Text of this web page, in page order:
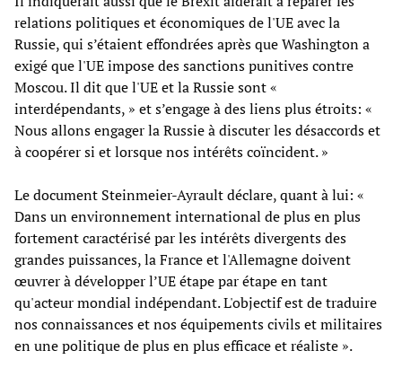
relations politiques et économiques de l'UE avec la
Russie, qui s’étaient effondrées après que Washington a
exigé que l'UE impose des sanctions punitives contre
Moscou. Il dit que l'UE et la Russie sont «
interdépendants, » et s’engage à des liens plus étroits: «
Nous allons engager la Russie à discuter les désaccords et
à coopérer si et lorsque nos intérêts coïncident. »
Le document Steinmeier-Ayrault déclare, quant à lui: «
Dans un environnement international de plus en plus
fortement caractérisé par les intérêts divergents des
grandes puissances, la France et l'Allemagne doivent
œuvrer à développer l’UE étape par étape en tant
qu'acteur mondial indépendant. L'objectif est de traduire
nos connaissances et nos équipements civils et militaires
en une politique de plus en plus efficace et réaliste ».